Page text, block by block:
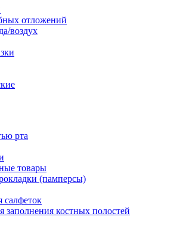
отложений
воздух
рта
товары
(памперсы)
салфеток
заполнения костных полостей